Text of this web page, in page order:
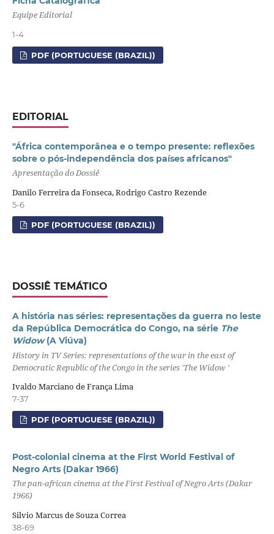
Equipe Editorial
1-4
PDF (PORTUGUESE (BRAZIL))
EDITORIAL
"África contemporânea e o tempo presente: reflexões
sobre o pós-independência dos países africanos"
Apresentação do Dossiê
Danilo Ferreira da Fonseca, Rodrigo Castro Rezende
5-6
PDF (PORTUGUESE (BRAZIL))
DOSSIÊ TEMÁTICO
A história nas séries: representações da guerra no leste
da República Democrática do Congo, na série The
Widow(A Viúva)
History in TV Series: representations of the war in the east of
Democratic Republic of the Congo in the series 'The Widow '
Ivaldo Marciano de França Lima
7-37
PDF (PORTUGUESE (BRAZIL))
Post-colonial cinema at the First World Festival of
Negro Arts (Dakar 1966)
The pan-african cinema at the First Festival of Negro Arts (Dakar
1966)
Silvio Marcus de Souza Correa
38-69